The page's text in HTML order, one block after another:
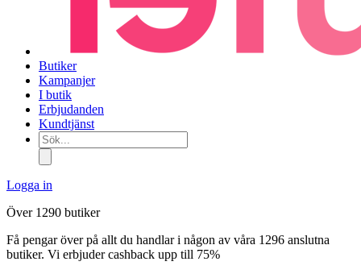
Butiker
Kampanjer
I butik
Erbjudanden
Kundtjänst
Sök...
Logga in
Över 1290 butiker
Få pengar över på allt du handlar i någon av våra 1296 anslutna
butiker. Vi erbjuder cashback upp till 75%